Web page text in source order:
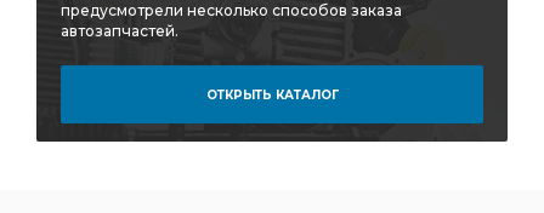
предусмотрели несколько способов заказа
автозапчастей.
ОТКРЫТЬ КАТАЛОГ